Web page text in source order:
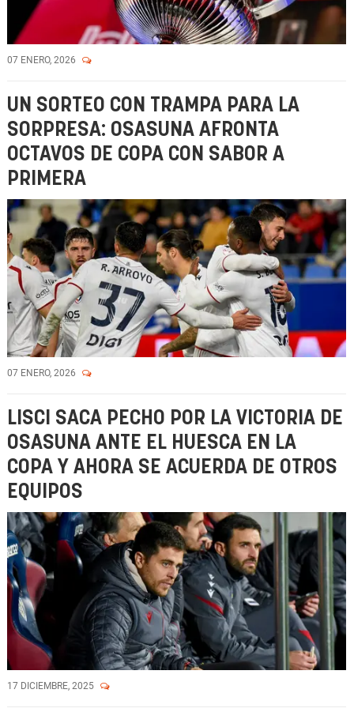
07 ENERO, 2026
UN SORTEO CON TRAMPA PARA LA
SORPRESA: OSASUNA AFRONTA
OCTAVOS DE COPA CON SABOR A
PRIMERA
07 ENERO, 2026
LISCI SACA PECHO POR LA VICTORIA DE
OSASUNA ANTE EL HUESCA EN LA
COPA Y AHORA SE ACUERDA DE OTROS
EQUIPOS
17 DICIEMBRE, 2025